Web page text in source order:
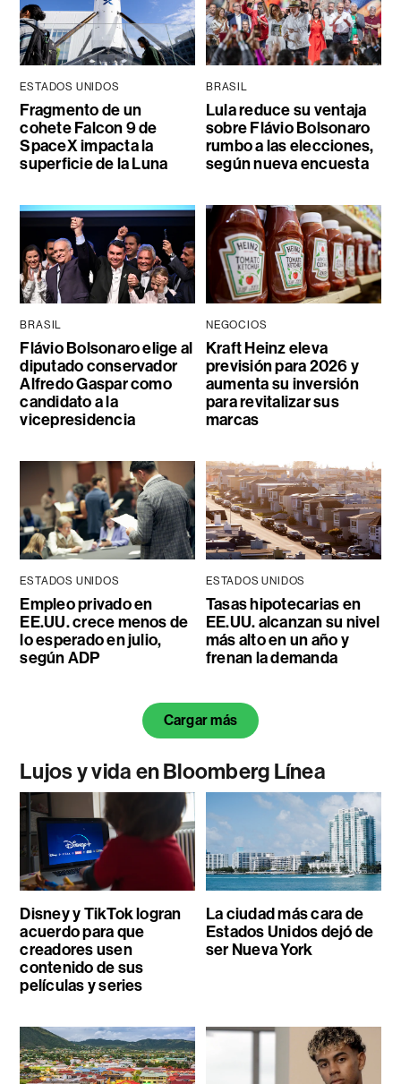
ESTADOS UNIDOS
Fragmento de un
cohete Falcon 9 de
SpaceX impacta la
superficie de la Luna
BRASIL
Lula reduce su ventaja
sobre Flávio Bolsonaro
rumbo a las elecciones,
según nueva encuesta
BRASIL
Flávio Bolsonaro elige al
diputado conservador
Alfredo Gaspar como
candidato a la
vicepresidencia
NEGOCIOS
Kraft Heinz eleva
previsión para 2026 y
aumenta su inversión
para revitalizar sus
marcas
ESTADOS UNIDOS
Empleo privado en
EE.UU. crece menos de
lo esperado en julio,
según ADP
ESTADOS UNIDOS
Tasas hipotecarias en
EE.UU. alcanzan su nivel
más alto en un año y
frenan la demanda
Cargar más
Lujos y vida en Bloomberg Línea
Disney y TikTok logran
acuerdo para que
creadores usen
contenido de sus
películas y series
La ciudad más cara de
Estados Unidos dejó de
ser Nueva York